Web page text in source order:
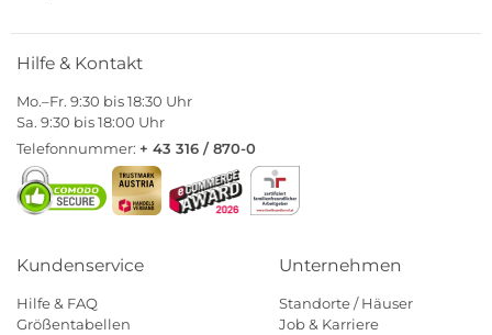
Hilfe & Kontakt
Mo.–Fr. 9:30 bis 18:30 Uhr
Sa. 9:30 bis 18:00 Uhr
Telefonnummer: + 43 316 / 870-0
Kundenservice
Hilfe & FAQ
Größentabellen
Unternehmen
Standorte / Häuser
Job & Karriere